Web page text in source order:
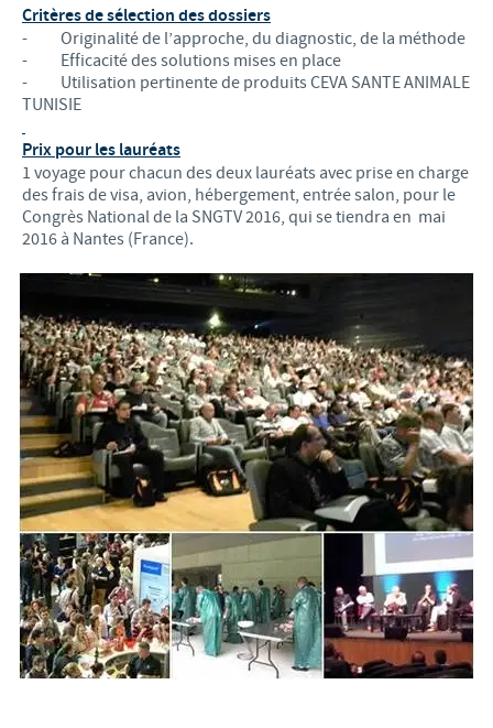
Critères de sélection des dossiers
- Originalité de l’approche, du diagnostic, de la méthode
- Efficacité des solutions mises en place
- Utilisation pertinente de produits CEVA SANTE ANIMALE
TUNISIE
Prix pour les lauréats
1 voyage pour chacun des deux lauréats avec prise en charge
des frais de visa, avion, hébergement, entrée salon, pour le
Congrès National de la SNGTV 2016, qui se tiendra en mai
2016 à Nantes (France).